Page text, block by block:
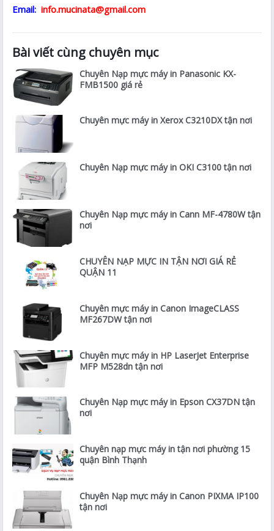
Email: info.mucinata@gmail.com
Bài viết cùng chuyên mục
Chuyên Nạp mực máy in Panasonic KX-
FMB1500 giá rẻ
Chuyên mực máy in Xerox C3210DX tận nơi
Chuyên Nạp mực máy in OKI C3100 tận nơi
Chuyên Nạp mực máy in Cann MF-4780W tận
nơi
CHUYÊN NẠP MỰC IN TẬN NƠI GIÁ RẺ
QUẬN 11
Chuyên mực máy in Canon ImageCLASS
MF267DW tận nơi
Chuyên mực máy in HP LaserJet Enterprise
MFP M528dn tận nơi
Chuyên Nạp mực máy in Epson CX37DN tận
nơi
Chuyên nạp mực máy in tận nơi phường 15
quận Bình Thạnh
Chuyên Nạp mực máy in Canon PIXMA IP100
tận nơi